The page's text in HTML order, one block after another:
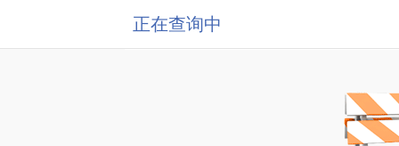
正在查询中